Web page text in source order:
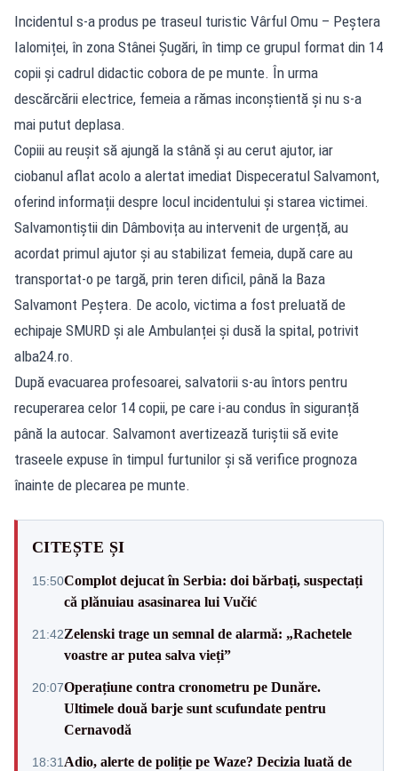
Incidentul s-a produs pe traseul turistic Vârful Omu – Peștera
Ialomiței, în zona Stânei Șugări, în timp ce grupul format din 14
copii și cadrul didactic cobora de pe munte. În urma
descărcării electrice, femeia a rămas inconștientă și nu s-a
mai putut deplasa.
Copiii au reușit să ajungă la stână și au cerut ajutor, iar
ciobanul aflat acolo a alertat imediat Dispeceratul Salvamont,
oferind informații despre locul incidentului și starea victimei.
Salvamontiștii din Dâmbovița au intervenit de urgență, au
acordat primul ajutor și au stabilizat femeia, după care au
transportat-o pe targă, prin teren dificil, până la Baza
Salvamont Peștera. De acolo, victima a fost preluată de
echipaje SMURD și ale Ambulanței și dusă la spital, potrivit
alba24.ro.
După evacuarea profesoarei, salvatorii s-au întors pentru
recuperarea celor 14 copii, pe care i-au condus în siguranță
până la autocar. Salvamont avertizează turiștii să evite
traseele expuse în timpul furtunilor și să verifice prognoza
înainte de plecarea pe munte.
CITEȘTE ȘI
15:50Complot dejucat în Serbia: doi bărbați, suspectați
că plănuiau asasinarea lui Vučić
21:42Zelenski trage un semnal de alarmă: „Rachetele
voastre ar putea salva vieți”
20:07Operațiune contra cronometru pe Dunăre.
Ultimele două barje sunt scufundate pentru
Cernavodă
18:31 Adio, alerte de poliție pe Waze? Decizia luată de